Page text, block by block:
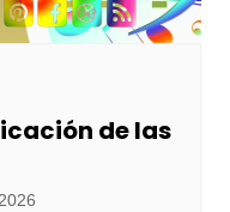
de las